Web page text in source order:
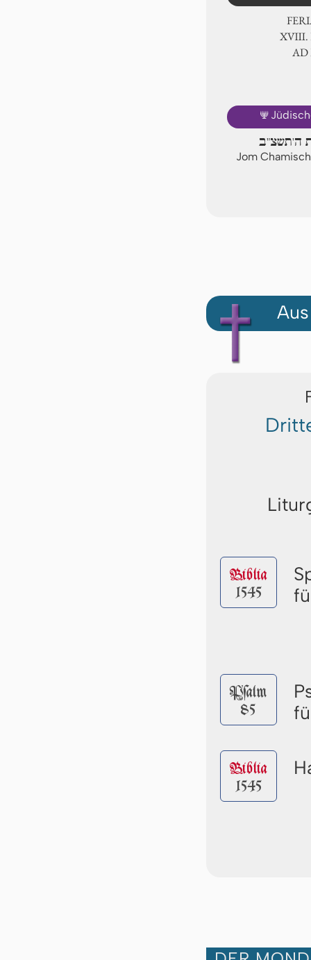
ⅩⅧ.
🕎
ה'תשצ"ב
Jom
Biblia
1545
Pſalm
85
Biblia
1545